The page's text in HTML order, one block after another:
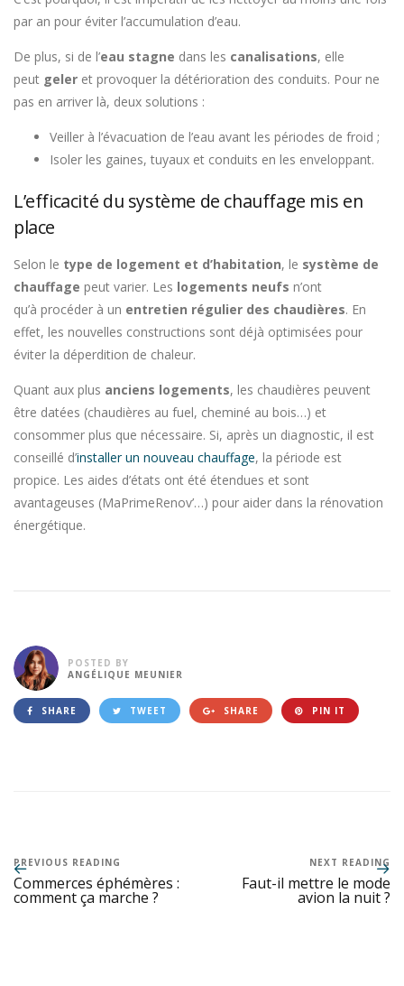
par an pour éviter l’accumulation d’eau.
De plus, si de l’eau stagne dans les canalisations, elle
peut geler et provoquer la détérioration des conduits. Pour ne
pas en arriver là, deux solutions :
Veiller à l’évacuation de l’eau avant les périodes de froid ;
Isoler les gaines, tuyaux et conduits en les enveloppant.
L’efficacité du système de chauffage mis en
place
Selon le type de logement et d’habitation, le système de
chauffage peut varier. Les logements neufs n’ont
qu’à procéder à un entretien régulier des chaudières. En
effet, les nouvelles constructions sont déjà optimisées pour
éviter la déperdition de chaleur.
Quant aux plus anciens logements, les chaudières peuvent
être datées (chaudières au fuel, cheminé au bois…) et
consommer plus que nécessaire. Si, après un diagnostic, il est
conseillé d’installer un nouveau chauffage, la période est
propice. Les aides d’états ont été étendues et sont
avantageuses (MaPrimeRenov’…) pour aider dans la rénovation
énergétique.
POSTED BY
ANGÉLIQUE MEUNIER
SHARE TWEET SHARE PIN IT
PREVIOUS READING
Commerces éphémères :
comment ça marche ?
NEXT READING
Faut-il mettre le mode
avion la nuit ?